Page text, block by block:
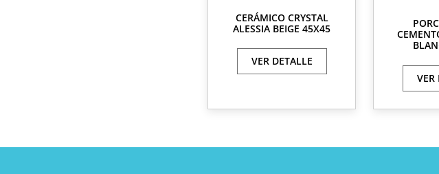
CERÁMICO CRYSTAL
ALESSIA BEIGE 45X45
VER DETALLE
VER